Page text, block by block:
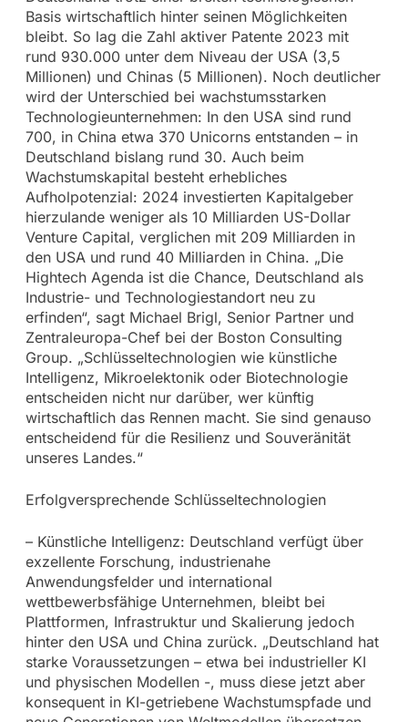
Basis wirtschaftlich hinter seinen Möglichkeiten
bleibt. So lag die Zahl aktiver Patente 2023 mit
rund 930.000 unter dem Niveau der USA (3,5
Millionen) und Chinas (5 Millionen). Noch deutlicher
wird der Unterschied bei wachstumsstarken
Technologieunternehmen: In den USA sind rund
700, in China etwa 370 Unicorns entstanden – in
Deutschland bislang rund 30. Auch beim
Wachstumskapital besteht erhebliches
Aufholpotenzial: 2024 investierten Kapitalgeber
hierzulande weniger als 10 Milliarden US-Dollar
Venture Capital, verglichen mit 209 Milliarden in
den USA und rund 40 Milliarden in China. „Die
Hightech Agenda ist die Chance, Deutschland als
Industrie- und Technologiestandort neu zu
erfinden“, sagt Michael Brigl, Senior Partner und
Zentraleuropa-Chef bei der Boston Consulting
Group. „Schlüsseltechnologien wie künstliche
Intelligenz, Mikroelektonik oder Biotechnologie
entscheiden nicht nur darüber, wer künftig
wirtschaftlich das Rennen macht. Sie sind genauso
entscheidend für die Resilienz und Souveränität
unseres Landes.“
Erfolgversprechende Schlüsseltechnologien
– Künstliche Intelligenz: Deutschland verfügt über
exzellente Forschung, industrienahe
Anwendungsfelder und international
wettbewerbsfähige Unternehmen, bleibt bei
Plattformen, Infrastruktur und Skalierung jedoch
hinter den USA und China zurück. „Deutschland hat
starke Voraussetzungen – etwa bei industrieller KI
und physischen Modellen -, muss diese jetzt aber
konsequent in KI-getriebene Wachstumspfade und